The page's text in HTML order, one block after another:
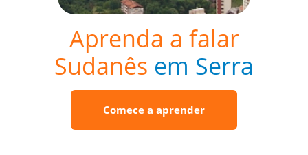
Aprenda a falar
Sudanês em Serra
Comece a aprender